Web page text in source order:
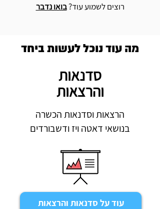
רוצים לשמוע עוד?בואו נדבר
מה עוד נוכל לעשות ביחד
סדנאות
והרצאות
הרצאות וסדנאות הכשרה
בנושאי דאטה ויז ודשבורדים
עוד על סדנאות והרצאות